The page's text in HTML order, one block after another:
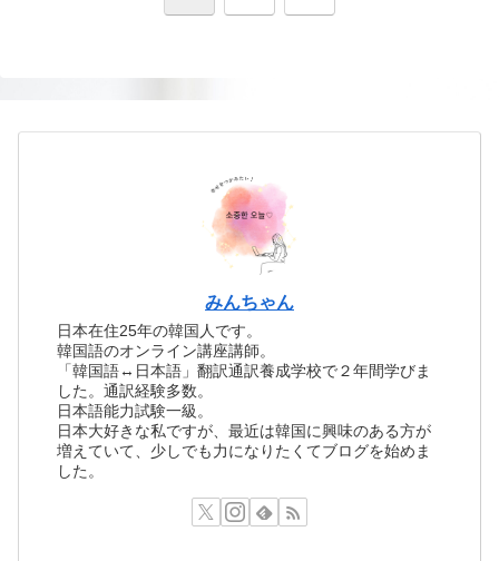
みんちゃん
日本在住25年の韓国人です。
韓国語のオンライン講座講師。
「韓国語↔日本語」翻訳通訳養成学校で２年間学びま
した。通訳経験多数。
日本語能力試験一級。
日本大好きな私ですが、最近は韓国に興味のある方が
増えていて、少しでも力になりたくてブログを始めま
した。